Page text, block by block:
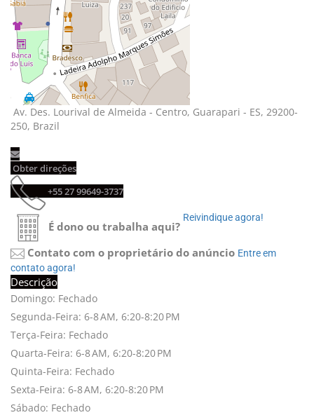
Av. Des. Lourival de Almeida - Centro, Guarapari - ES, 29200-
250, Brazil
Obter direções
+55 27 99649-3737
É dono ou trabalha aqui?
Reivindique agora!
Contato com o proprietário do anúncio Entre em
contato agora!
Descrição
Domingo: Fechado
Segunda-Feira: 6-8 AM, 6:20-8:20 PM
Terça-Feira: Fechado
Quarta-Feira: 6-8 AM, 6:20-8:20 PM
Quinta-Feira: Fechado
Sexta-Feira: 6-8 AM, 6:20-8:20 PM
Sábado: Fechado